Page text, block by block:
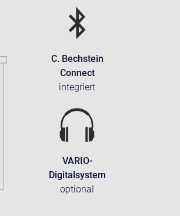
C. Bechstein
Connect
integriert
VARIO-
Digitalsystem
optional